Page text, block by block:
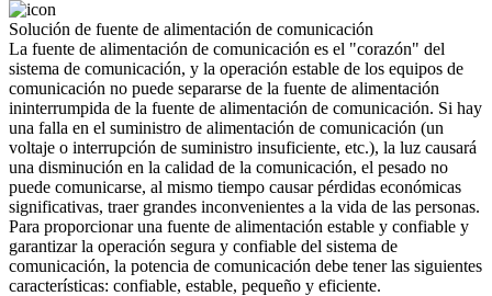
Solución de fuente de alimentación de comunicación
La fuente de alimentación de comunicación es el "corazón" del
sistema de comunicación, y la operación estable de los equipos de
comunicación no puede separarse de la fuente de alimentación
ininterrumpida de la fuente de alimentación de comunicación. Si hay
una falla en el suministro de alimentación de comunicación (un
voltaje o interrupción de suministro insuficiente, etc.), la luz causará
una disminución en la calidad de la comunicación, el pesado no
puede comunicarse, al mismo tiempo causar pérdidas económicas
significativas, traer grandes inconvenientes a la vida de las personas.
Para proporcionar una fuente de alimentación estable y confiable y
garantizar la operación segura y confiable del sistema de
comunicación, la potencia de comunicación debe tener las siguientes
características: confiable, estable, pequeño y eficiente.